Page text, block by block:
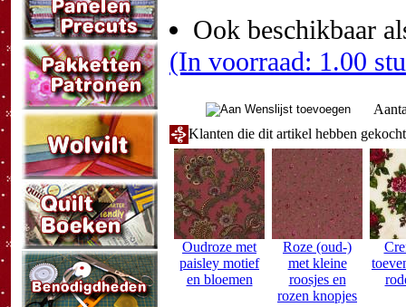
Ook beschikbaar
(In voorraad: 1.00
Klanten die dit artikel hebben
Oudroze met
paisley motief
en bloemen
Roze (oud-)
met kleine
roosjes en
rozen knopjes